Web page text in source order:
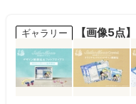
ギャラリー 【画像5点